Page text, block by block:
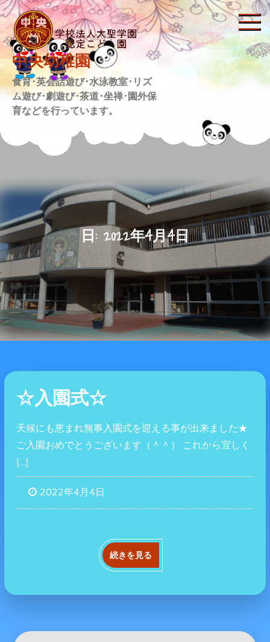
Skip
to
content
中央幼稚園
食育･英会話遊び･水泳教室･リズ
ム遊び･劇遊び･茶道･坐禅･園外保
育などを行っています。
日: 2022年4月4日
☆入園式☆
天候にも恵まれ無事入園式を迎える事が出来ました★
ご入園おめでとうございます（＾＾） これから宜しく
[…]
2022年4月4日
続きを見る